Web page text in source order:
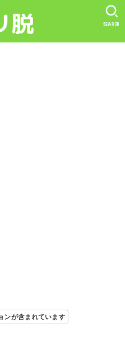
SEARCH
ンが含まれています